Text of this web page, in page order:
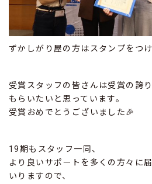
ずかしがり屋の方はスタンプをつ
受賞スタッフの皆さんは受賞の誇
もらいたいと思っています。
受賞おめでとうございました🎉
19期もスタッフ一同、
より良いサポートを多くの方々に
いりますので、